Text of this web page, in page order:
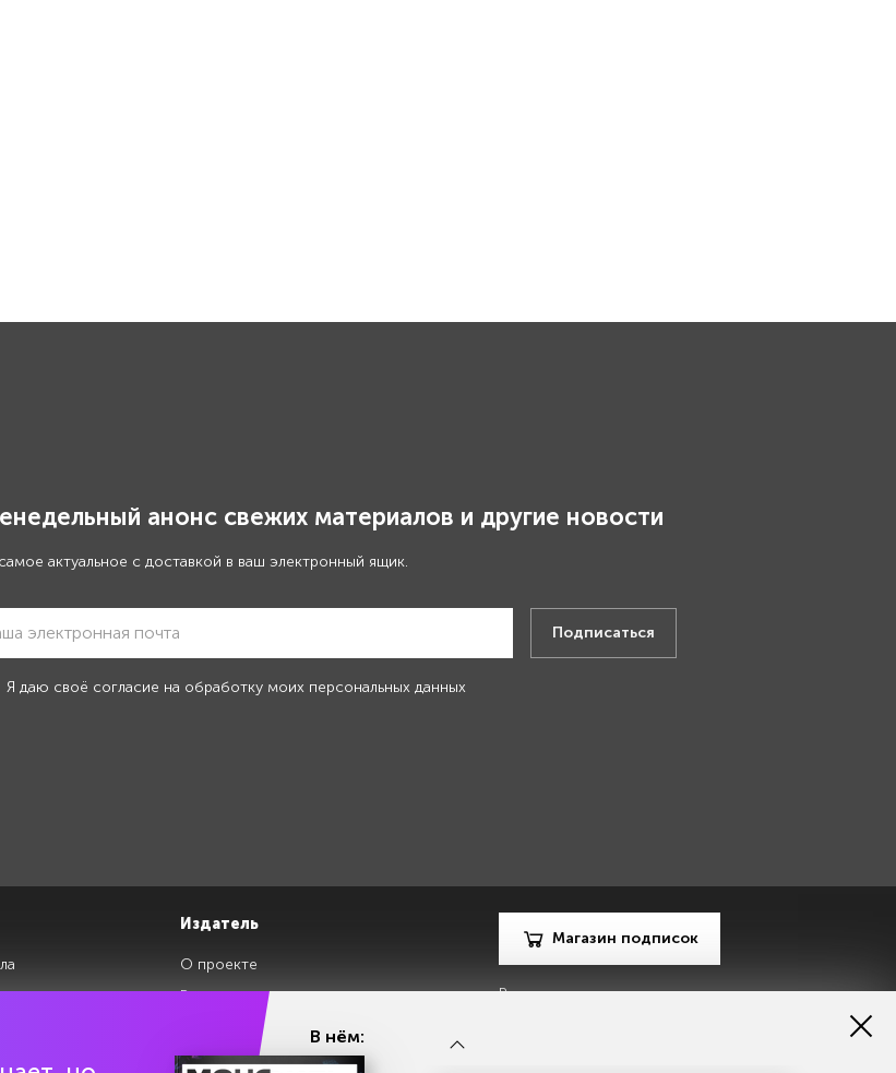
анонс свежих материалов и другие новости
актуальное с доставкой в ваш электронный ящик.
Подписаться
Я даю своё согласие на обработку моих персональных данных
Издатель
О проекте
Редакция
Контакты
Магазин подписок
Рекламодателям
В нём: